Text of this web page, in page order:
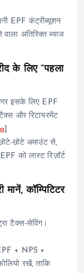
EPF कंट्रीब्यूशन
अतिरिक्त ब्याज
के लिए “पहला
इसके लिए EPF
और रिटायरमेंट
अमाउंट से,
को लास्ट रिज़ॉर्ट
कॉम्पिटिटर
टैक्स‑सेविंग।
+ NPS +
रखें, ताकि